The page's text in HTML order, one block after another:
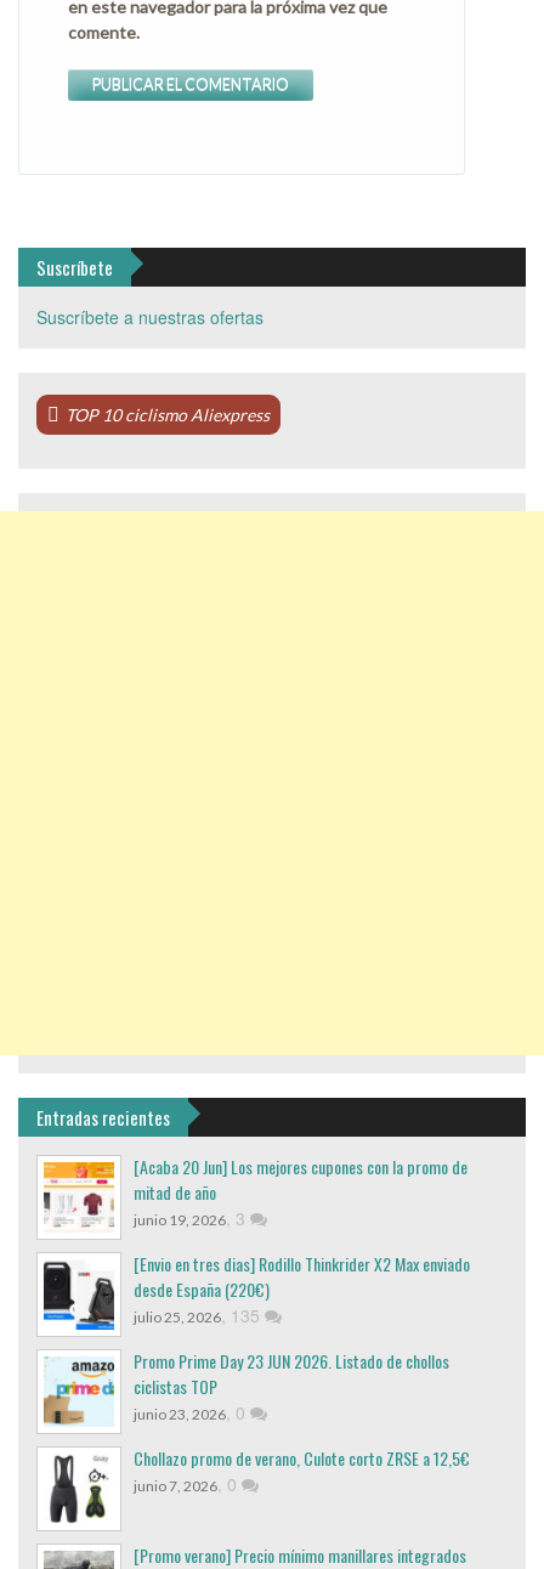
en este navegador para la próxima vez que
comente.
Suscríbete
Suscríbete a nuestras ofertas
TOP 10 ciclismo Aliexpress
Entradas recientes
[Acaba 20 Jun] Los mejores cupones con la promo de
mitad de año
junio 19, 2026, 3
[Envio en tres dias] Rodillo Thinkrider X2 Max enviado
desde España (220€)
julio 25, 2026, 135
Promo Prime Day 23 JUN 2026. Listado de chollos
ciclistas TOP
junio 23, 2026, 0
Chollazo promo de verano, Culote corto ZRSE a 12,5€
junio 7, 2026, 0
[Promo verano] Precio mínimo manillares integrados